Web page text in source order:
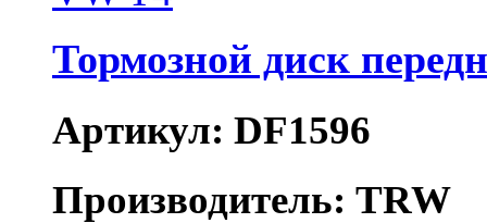
Тормозной диск
Артикул: DF1596
Производитель: TRW